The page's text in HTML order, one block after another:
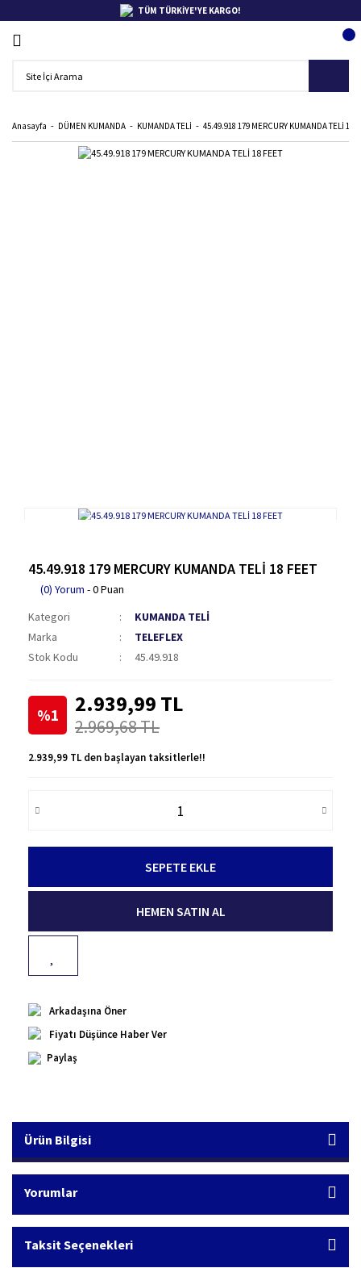
TÜM TÜRKİYE'YE KARGO!
Anasayfa DÜMEN KUMANDA KUMANDA TELİ 45.49.918 179 MERCURY KUMANDA TELİ 18
45.49.918 179 MERCURY KUMANDA TELİ 18 FEET
(0) Yorum - 0 Puan
Kategori
KUMANDA TELİ
Marka
TELEFLEX
Stok Kodu
45.49.918
%1 2.939,99 TL
2.969,68 TL
2.939,99 TL den başlayan taksitlerle!!
SEPETE EKLE
HEMEN SATIN AL
Arkadaşına Öner
Fiyatı Düşünce Haber Ver
Paylaş
Ürün Bilgisi
Yorumlar
Taksit Seçenekleri